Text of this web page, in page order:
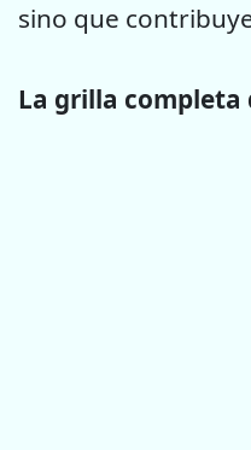
sino que
La grilla completa